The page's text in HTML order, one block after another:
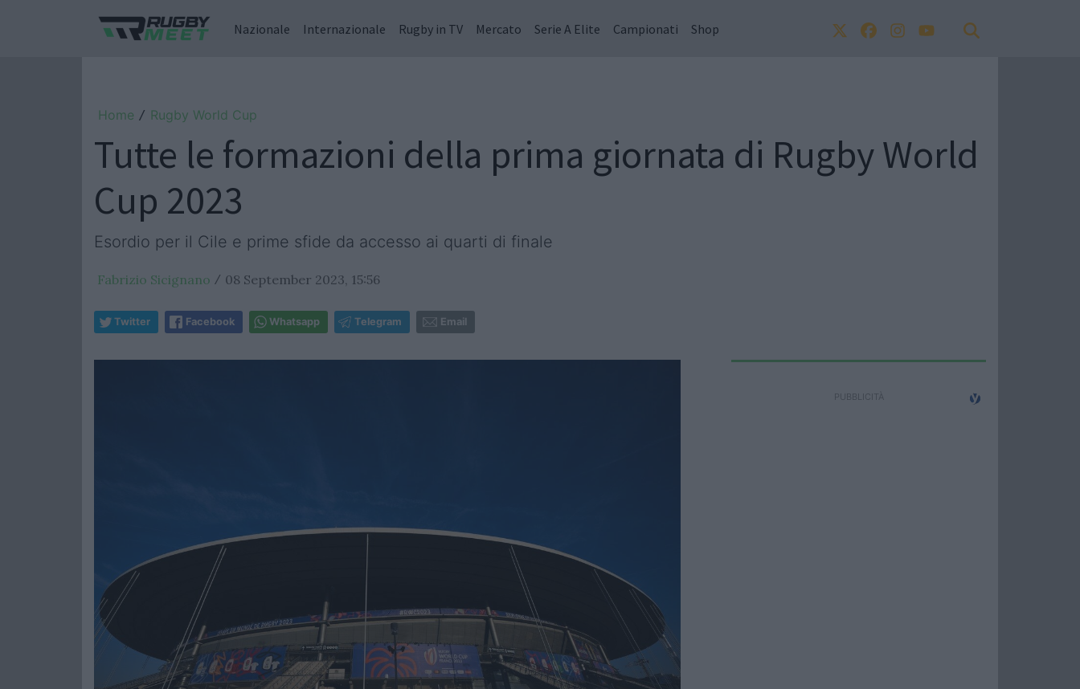
Nazionale Internazionale Rugby in TV Mercato Serie A Elite Campionati Shop
Home / Rugby World Cup
Tutte le formazioni della prima giornata di Rugby World
Cup 2023
Esordio per il Cile e prime sfide da accesso ai quarti di finale
Fabrizio Sicignano / 08 September 2023, 15:56
Twitter Facebook Whatsapp Telegram Email